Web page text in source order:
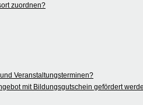
zuordnen?
Veranstaltungsterminen?
mit Bildungsgutschein gefördert